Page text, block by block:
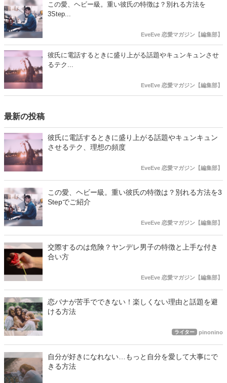
この愛、ヘビー級。重い彼氏の特徴は？別れる方法を
3Step...
EveEve 恋愛マガジン【編集部】
彼氏に電話するときに盛り上がる話題やキュンキュンさせ
るテク...
EveEve 恋愛マガジン【編集部】
最新の投稿
彼氏に電話するときに盛り上がる話題やキュンキュン
させるテク、理想の頻度
EveEve 恋愛マガジン【編集部】
この愛、ヘビー級。重い彼氏の特徴は？別れる方法を3
Stepでご紹介
EveEve 恋愛マガジン【編集部】
交際するのは危険？ヤンデレ男子の特徴と上手な付き
合い方
EveEve 恋愛マガジン【編集部】
恋バナが苦手でできない！楽しくない理由と話題を避
ける方法
ライター pinonino
自分が好きになれない…もっと自分を愛して大事にで
きる方法